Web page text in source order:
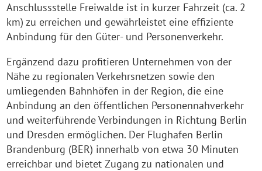
Anschlussstelle Freiwalde ist in kurzer Fahrzeit (ca. 2
km) zu erreichen und gewährleistet eine effiziente
Anbindung für den Güter- und Personenverkehr.
Ergänzend dazu profitieren Unternehmen von der
Nähe zu regionalen Verkehrsnetzen sowie den
umliegenden Bahnhöfen in der Region, die eine
Anbindung an den öffentlichen Personennahverkehr
und weiterführende Verbindungen in Richtung Berlin
und Dresden ermöglichen. Der Flughafen Berlin
Brandenburg (BER) innerhalb von etwa 30 Minuten
erreichbar und bietet Zugang zu nationalen und